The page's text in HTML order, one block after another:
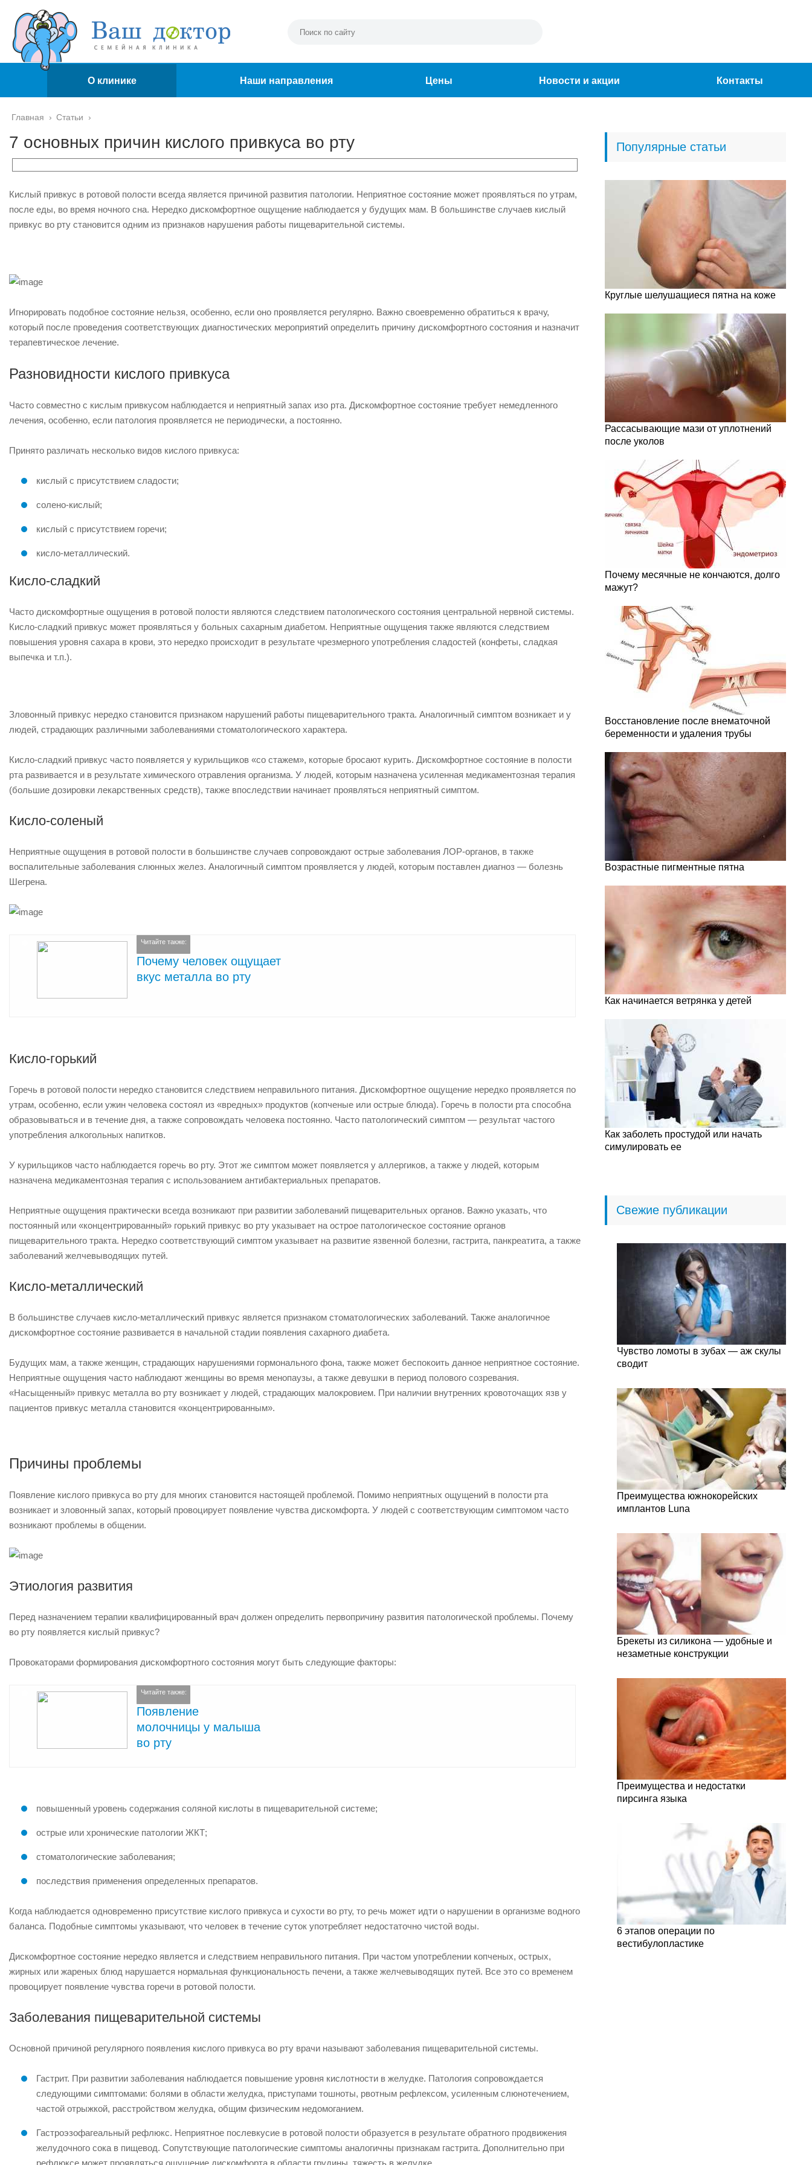
О клинике Наши направления Цены Новости и акции Контакты
Главная › Статьи ›
7 основных причин кислого привкуса во рту
Кислый привкус в ротовой полости всегда является причиной развития патологии. Неприятное состояние может проявляться по утрам,
после еды, во время ночного сна. Нередко дискомфортное ощущение наблюдается у будущих мам. В большинстве случаев кислый
привкус во рту становится одним из признаков нарушения работы пищеварительной системы.
Игнорировать подобное состояние нельзя, особенно, если оно проявляется регулярно. Важно своевременно обратиться к врачу,
который после проведения соответствующих диагностических мероприятий определить причину дискомфортного состояния и назначит
терапевтическое лечение.
Разновидности кислого привкуса
Часто совместно с кислым привкусом наблюдается и неприятный запах изо рта. Дискомфортное состояние требует немедленного
лечения, особенно, если патология проявляется не периодически, а постоянно.
Принято различать несколько видов кислого привкуса:
кислый с присутствием сладости;
солено-кислый;
кислый с присутствием горечи;
кисло-металлический.
Кисло-сладкий
Часто дискомфортные ощущения в ротовой полости являются следствием патологического состояния центральной нервной системы.
Кисло-сладкий привкус может проявляться у больных сахарным диабетом. Неприятные ощущения также являются следствием
повышения уровня сахара в крови, это нередко происходит в результате чрезмерного употребления сладостей (конфеты, сладкая
выпечка и т.п.).
Зловонный привкус нередко становится признаком нарушений работы пищеварительного тракта. Аналогичный симптом возникает и у
людей, страдающих различными заболеваниями стоматологического характера.
Кисло-сладкий привкус часто появляется у курильщиков «со стажем», которые бросают курить. Дискомфортное состояние в полости
рта развивается и в результате химического отравления организма. У людей, которым назначена усиленная медикаментозная терапия
(большие дозировки лекарственных средств), также впоследствии начинает проявляться неприятный симптом.
Кисло-соленый
Неприятные ощущения в ротовой полости в большинстве случаев сопровождают острые заболевания ЛОР-органов, в также
воспалительные заболевания слюнных желез. Аналогичный симптом проявляется у людей, которым поставлен диагноз — болезнь
Шегрена.
Читайте также:
Почему человек ощущает
вкус металла во рту
Кисло-горький
Горечь в ротовой полости нередко становится следствием неправильного питания. Дискомфортное ощущение нередко проявляется по
утрам, особенно, если ужин человека состоял из «вредных» продуктов (копченые или острые блюда). Горечь в полости рта способна
образовываться и в течение дня, а также сопровождать человека постоянно. Часто патологический симптом — результат частого
употребления алкогольных напитков.
У курильщиков часто наблюдается горечь во рту. Этот же симптом может появляется у аллергиков, а также у людей, которым
назначена медикаментозная терапия с использованием антибактериальных препаратов.
Неприятные ощущения практически всегда возникают при развитии заболеваний пищеварительных органов. Важно указать, что
постоянный или «концентрированный» горький привкус во рту указывает на острое патологическое состояние органов
пищеварительного тракта. Нередко соответствующий симптом указывает на развитие язвенной болезни, гастрита, панкреатита, а также
заболеваний желчевыводящих путей.
Кисло-металлический
В большинстве случаев кисло-металлический привкус является признаком стоматологических заболеваний. Также аналогичное
дискомфортное состояние развивается в начальной стадии появления сахарного диабета.
Будущих мам, а также женщин, страдающих нарушениями гормонального фона, также может беспокоить данное неприятное состояние.
Неприятные ощущения часто наблюдают женщины во время менопаузы, а также девушки в период полового созревания.
«Насыщенный» привкус металла во рту возникает у людей, страдающих малокровием. При наличии внутренних кровоточащих язв у
пациентов привкус металла становится «концентрированным».
Причины проблемы
Появление кислого привкуса во рту для многих становится настоящей проблемой. Помимо неприятных ощущений в полости рта
возникает и зловонный запах, который провоцирует появление чувства дискомфорта. У людей с соответствующим симптомом часто
возникают проблемы в общении.
Этиология развития
Перед назначением терапии квалифицированный врач должен определить первопричину развития патологической проблемы. Почему
во рту появляется кислый привкус?
Провокаторами формирования дискомфортного состояния могут быть следующие факторы:
Читайте также:
Появление
молочницы у малыша
во рту
повышенный уровень содержания соляной кислоты в пищеварительной системе;
острые или хронические патологии ЖКТ;
стоматологические заболевания;
последствия применения определенных препаратов.
Когда наблюдается одновременно присутствие кислого привкуса и сухости во рту, то речь может идти о нарушении в организме водного
баланса. Подобные симптомы указывают, что человек в течение суток употребляет недостаточно чистой воды.
Дискомфортное состояние нередко является и следствием неправильного питания. При частом употреблении копченых, острых,
жирных или жареных блюд нарушается нормальная функциональность печени, а также желчевыводящих путей. Все это со временем
провоцирует появление чувства горечи в ротовой полости.
Заболевания пищеварительной системы
Основной причиной регулярного появления кислого привкуса во рту врачи называют заболевания пищеварительной системы.
Гастрит. При развитии заболевания наблюдается повышение уровня кислотности в желудке. Патология сопровождается
следующими симптомами: болями в области желудка, приступами тошноты, рвотным рефлексом, усиленным слюнотечением,
частой отрыжкой, расстройством желудка, общим физическим недомоганием.
Гастроэзофагеальный рефлюкс. Неприятное послевкусие в ротовой полости образуется в результате обратного продвижения
желудочного сока в пищевод. Сопутствующие патологические симптомы аналогичны признакам гастрита. Дополнительно при
рефлюксе может проявляться ощущение дискомфорта в области грудины, тяжесть в желудке.
Популярные статьи
Круглые шелушащиеся пятна на коже
Рассасывающие мази от уплотнений
после уколов
Почему месячные не кончаются, долго
мажут?
Восстановление после внематочной
беременности и удаления трубы
Возрастные пигментные пятна
Как начинается ветрянка у детей
Как заболеть простудой или начать
симулировать ее
Свежие публикации
Чувство ломоты в зубах — аж скулы
сводит
Преимущества южнокорейских
имплантов Luna
Брекеты из силикона — удобные и
незаметные конструкции
Преимущества и недостатки
пирсинга языка
6 этапов операции по
вестибулопластике